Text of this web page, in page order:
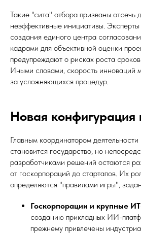
Такие "сита" отбора призваны отсечь
неэффективные инициативы.
создания единого центра
кадрами для объективной оценки
предупреждают о рисках роста
Иными словами, скорость инноваций
за усложняющихся процедур.
Новая конфигурация
Главным координатором
становится государство, но
разработчиками решений остаются
от госкорпораций до стартапов. Их
определяются "правилами игры",
Госкорпорации и крупные
созданию прикладных ИИ-
прежнему привлечены